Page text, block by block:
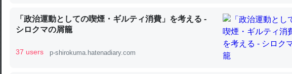
─ニュース :: 【研究発表】昆虫学の大問題＝「昆虫はなぜ海にいないのか」に関する新仮説
「政治運動としての喫煙・ギルティ消費」を考える -
シロクマの屑籠
37 users p-shirokuma.hatenadiary.com